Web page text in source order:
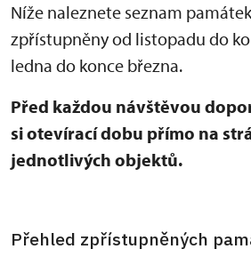
Níže naleznete seznam
zpřístupněny od listopadu do
ledna do konce března.
Před každou návštěvou
si otevírací dobu přímo na
jednotlivých objektů.
Přehled zpřístupněných